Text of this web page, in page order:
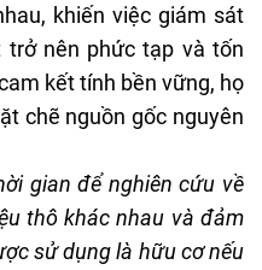
khiến việc giám sát
nên phức tạp và tốn
kết tính bền vững, họ
chẽ nguồn gốc nguyên
gian để nghiên cứu về
thô khác nhau và đảm
sử dụng là hữu cơ nếu